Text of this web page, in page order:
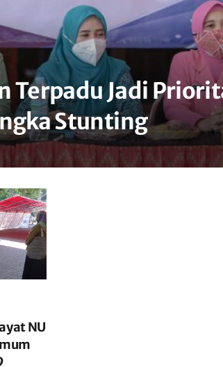
Terpadu Jadi
Stunting
NU